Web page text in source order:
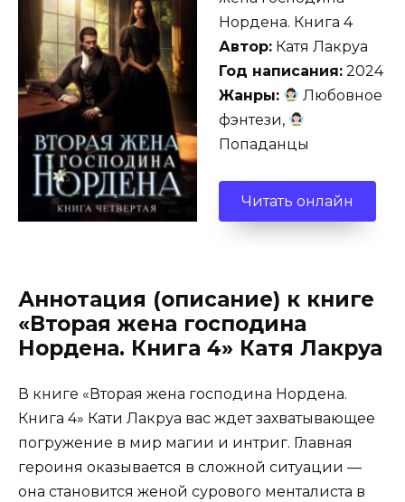
Нордена. Книга 4
Автор: Катя Лакруа
Год написания: 2024
Жанры:
Любовное
фэнтези,
Попаданцы
Читать онлайн
Аннотация (описание) к книге
«Вторая жена господина
Нордена. Книга 4» Катя Лакруа
В книге «Вторая жена господина Нордена.
Книга 4» Кати Лакруа вас ждет захватывающее
погружение в мир магии и интриг. Главная
героиня оказывается в сложной ситуации —
она становится женой сурового менталиста в